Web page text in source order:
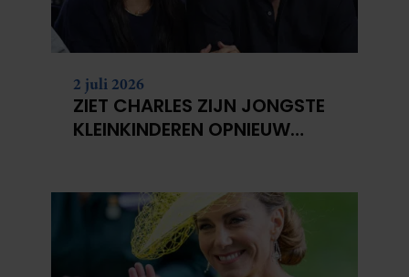
2 juli 2026
ZIET CHARLES ZIJN JONGSTE
KLEINKINDEREN OPNIEUW